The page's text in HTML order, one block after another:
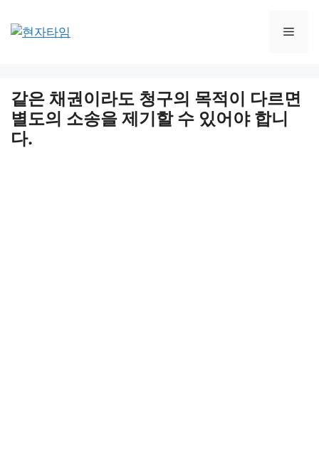
같은 채권이라도 청구의 목적이 다르면
별도의 소송을 제기할 수 있어야 합니
다.